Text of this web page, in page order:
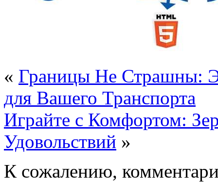
« Границы Не Страшны:
для Вашего Транспорта
Играйте с Комфортом:
Удовольствий »
К сожалению,